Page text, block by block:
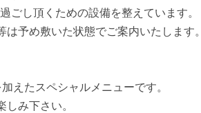
ごし頂くための設備を整えています。
予め敷いた状態でご案内いたします。
えたスペシャルメニューです。
み下さい。